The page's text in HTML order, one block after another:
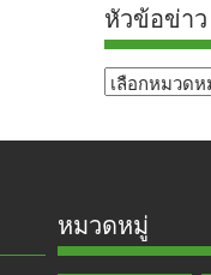
หัวข้อข่าว
หัวข้อ
หมวดหมู่